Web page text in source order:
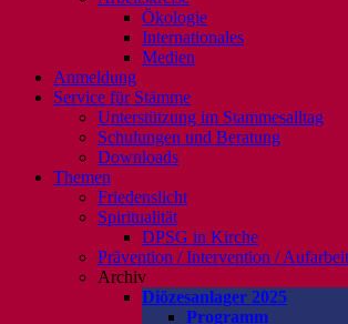
Ökologie
Internationales
Medien
Anmeldung
Service für Stämme
Unterstützung im Stammesalltag
Schulungen und Beratung
Downloads
Themen
Friedenslicht
Spiritualität
DPSG in Kirche
Prävention / Intervention /
Archiv
Diözesanlager 2025
Programm